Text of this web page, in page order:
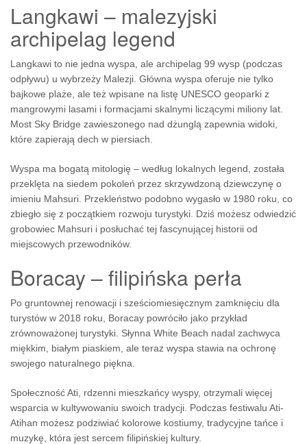
Langkawi – malezyjski
archipelag legend
Langkawi to nie jedna wyspa, ale archipelag 99 wysp (podczas
odpływu) u wybrzeży Malezji. Główna wyspa oferuje nie tylko
bajkowe plaże, ale też wpisane na listę UNESCO geoparki z
mangrowymi lasami i formacjami skalnymi liczącymi miliony lat.
Most Sky Bridge zawieszonego nad dżunglą zapewnia widoki,
które zapierają dech w piersiach.
Wyspa ma bogatą mitologię – według lokalnych legend, została
przeklęta na siedem pokoleń przez skrzywdzoną dziewczynę o
imieniu Mahsuri. Przekleństwo podobno wygasło w 1980 roku, co
zbiegło się z początkiem rozwoju turystyki. Dziś możesz odwiedzić
grobowiec Mahsuri i posłuchać tej fascynującej historii od
miejscowych przewodników.
Boracay – filipińska perła
Po gruntownej renowacji i sześciomiesięcznym zamknięciu dla
turystów w 2018 roku, Boracay powróciło jako przykład
zrównoważonej turystyki. Słynna White Beach nadal zachwyca
miękkim, białym piaskiem, ale teraz wyspa stawia na ochronę
swojego naturalnego piękna.
Społeczność Ati, rdzenni mieszkańcy wyspy, otrzymali więcej
wsparcia w kultywowaniu swoich tradycji. Podczas festiwalu Ati-
Atihan możesz podziwiać kolorowe kostiumy, tradycyjne tańce i
muzykę, która jest sercem filipińskiej kultury.